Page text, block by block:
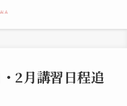
2月講習日程追